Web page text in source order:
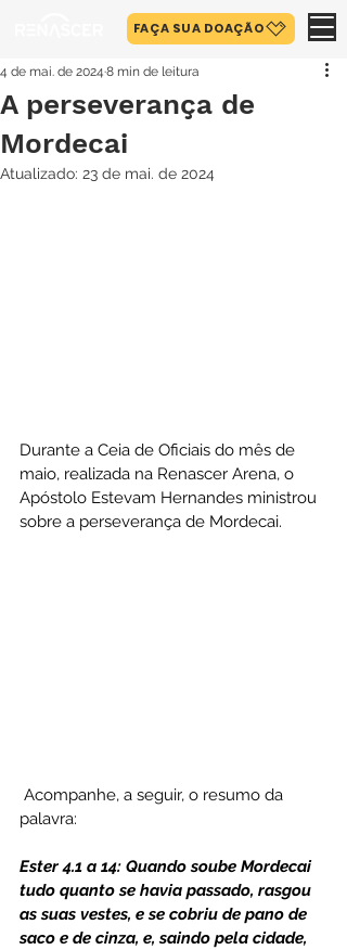
FAÇA SUA DOAÇÃO
A perseverança de
Mordecai
4 de mai. de 2024 8 min de leitura
Atualizado: 23 de mai. de 2024
Durante a Ceia de Oficiais do mês de
maio, realizada na Renascer Arena, o
Apóstolo Estevam Hernandes ministrou
sobre a perseverança de Mordecai.
Acompanhe, a seguir, o resumo da
palavra:
Ester 4.1 a 14: Quando soube Mordecai
tudo quanto se havia passado, rasgou
as suas vestes, e se cobriu de pano de
saco e de cinza, e, saindo pela cidade,